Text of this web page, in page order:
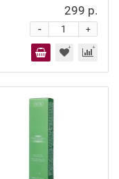
299 р.
+
-